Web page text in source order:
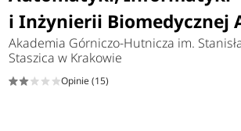
i Inżynierii Biomedycznej
Akademia Górniczo-Hutnicza im.
Staszica w Krakowie
Opinie (15)